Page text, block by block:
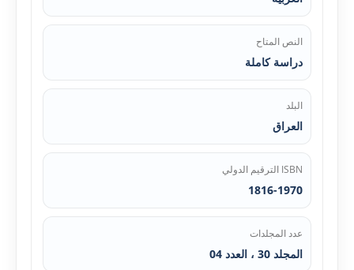
النص المتاح
دراسة كاملة
البلد
العراق
ISBN الترقيم الدولي
1816-1970
عدد المجلدات
المجلد 30 ، العدد 04